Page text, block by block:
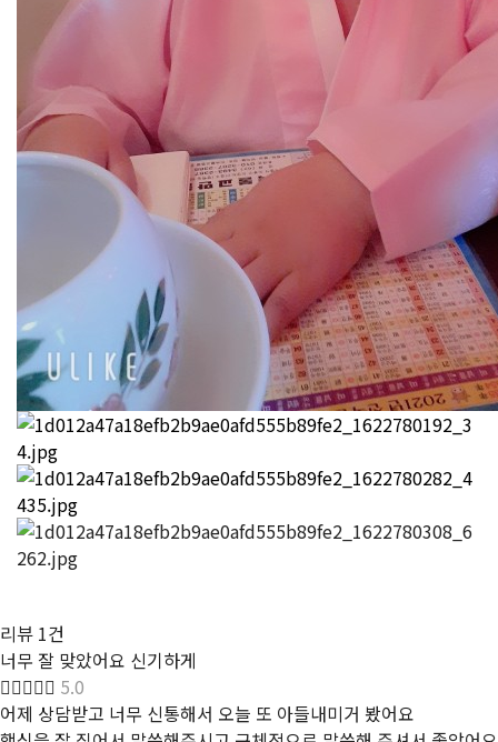
리뷰 1건
너무 잘 맞았어요 신기하게
5.0
어제 상담받고 너무 신통해서 오늘 또 아들내미거 봤어요